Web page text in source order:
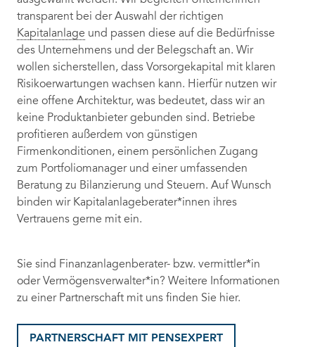
transparent bei der Auswahl der richtigen
Kapitalanlage und passen diese auf die Bedürfnisse
des Unternehmens und der Belegschaft an. Wir
wollen sicherstellen, dass Vorsorgekapital mit klaren
Risikoerwartungen wachsen kann. Hierfür nutzen wir
eine offene Architektur, was bedeutet, dass wir an
keine Produktanbieter gebunden sind. Betriebe
profitieren außerdem von günstigen
Firmenkonditionen, einem persönlichen Zugang
zum Portfoliomanager und einer umfassenden
Beratung zu Bilanzierung und Steuern. Auf Wunsch
binden wir Kapitalanlageberater*innen ihres
Vertrauens gerne mit ein.
Sie sind Finanzanlagenberater- bzw. vermittler*in
oder Vermögensverwalter*in? Weitere Informationen
zu einer Partnerschaft mit uns finden Sie hier.
PARTNERSCHAFT MIT PENSEXPERT